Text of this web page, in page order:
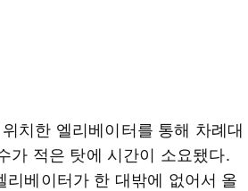
치한 엘리베이터를 통해 차례대
가 적은 탓에 시간이 소요됐다.
리베이터가 한 대밖에 없어서 올